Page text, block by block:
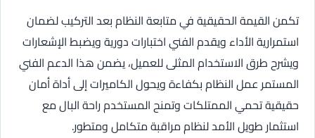
تكمن القيمة الحقيقية في متابعة النظام بعد التركيب لضمان
استمرارية الأداء ويقدم الفني اختبارات دورية ويضبط الإشعارات
ويشرح طرق الاستخدام المثلى للعميل، يضمن هذا الدعم الفني
المستمر عمل النظام بكفاءة ويحول الكاميرات إلى أداة أمان
حقيقية تحمي الممتلكات وتمنح المستخدم راحة البال مع
استثمار طويل الأمد لنظام مراقبة متكامل ومتطور.